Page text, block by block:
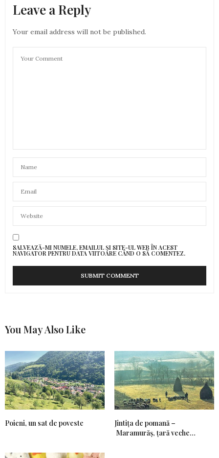
Leave a Reply
Your email address will not be published.
SALVEAZĂ-MI NUMELE, EMAILUL ȘI SITE-UL WEB ÎN ACEST
NAVIGATOR PENTRU DATA VIITOARE CÂND O SĂ COMENTEZ.
You May Also Like
Poieni, un sat de poveste
Jintiţa de pomană –
Maramurăş, ţară veche…